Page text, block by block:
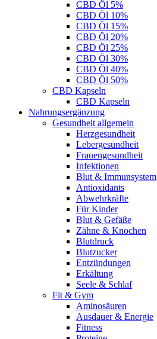
CBD Öl 5%
CBD Öl 10%
CBD Öl 15%
CBD Öl 20%
CBD Öl 25%
CBD Öl 30%
CBD Öl 40%
CBD Öl 50%
CBD Kapseln
CBD Kapseln
Nahrungsergänzung
Gesundheit allgemein
Herzgesundheit
Lebergesundheit
Frauengesundheit
Infektionen
Blut & Immunsystem
Antioxidants
Abwehrkräfte
Für Kinder
Blut & Gefäße
Zähne & Knochen
Blutdruck
Blutzucker
Entzündungen
Erkältung
Seele & Schlaf
Fit & Gym
Aminosäuren
Ausdauer & Energie
Fitness